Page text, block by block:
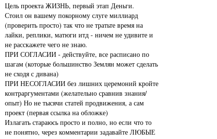
Цель проекта ЖИЗНЬ, первый этап Деньги.
Стоил он вашему покорному слуге миллиард
(проверить просто) так что не тратьте время на
лайки, реплики, матюги итд - ничем не удивите и
не расскажете чего не знаю.
ПРИ СОГЛАСИИ - действуйте, все расписано по
шагам (которые большинство Землян может сделать
не сходя с дивана)
ПРИ НЕСОГЛАСИИ без лишних церемоний кройте
контраргументами (желательно сравнив знания/
опыт) Но не тысячи статей продвижения, а сам
проект (первая ссылка на обложке)
Излагать стараюсь просто и полно, но если что то
не понятно, через комментарии задавайте ЛЮБЫЕ